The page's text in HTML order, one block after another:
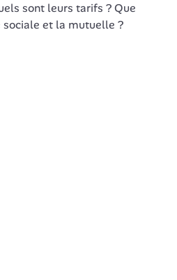
sont leurs tarifs ? Que
et la mutuelle ?